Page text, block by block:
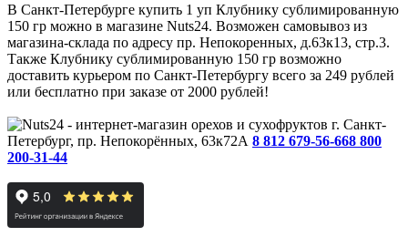
В Санкт-Петербурге купить 1 уп Клубнику сублимированную
150 гр можно в магазине Nuts24. Возможен самовывоз из
магазина-склада по адресу пр. Непокоренных, д.63к13, стр.3.
Также Клубнику сублимированную 150 гр возможно
доставить курьером по Санкт-Петербургу всего за 249 рублей
или бесплатно при заказе от 2000 рублей!
г. Санкт-
Петербург, пр. Непокорённых, 63к72А 8 812 679-56-668 800
200-31-44